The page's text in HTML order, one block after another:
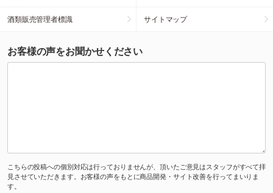
酒類販売管理者標識 サイトマップ
お客様の声をお聞かせください
こちらの投稿への個別対応は行っておりませんが、頂いたご意見はスタッフがすべて拝
見させていただきます。お客様の声をもとに商品開発・サイト改善を行ってまいりま
す。